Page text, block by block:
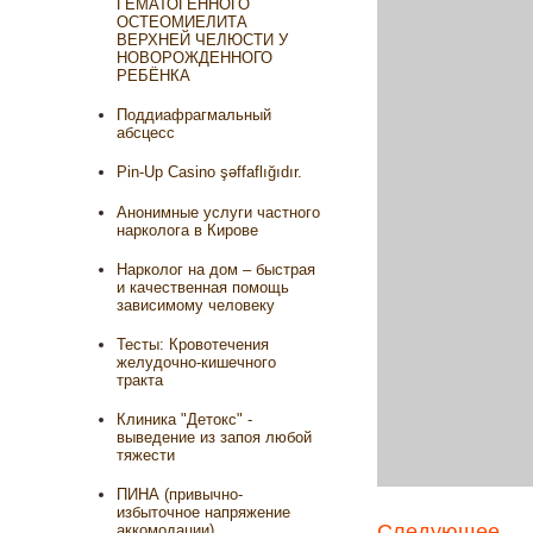
ГЕМАТОГЕННОГО
ОСТЕОМИЕЛИТА
ВЕРХНЕЙ ЧЕЛЮСТИ У
НОВОРОЖДЕННОГО
РЕБЁНКА
Поддиафрагмальный
абсцесс
Pin-Up Casino şəffaflığıdır.
Анонимные услуги частного
нарколога в Кирове
Нарколог на дом – быстрая
и качественная помощь
зависимому человеку
Тесты: Кровотечения
желудочно-кишечного
тракта
Клиника "Детокс" -
выведение из запоя любой
тяжести
ПИНА (привычно-
избыточное напряжение